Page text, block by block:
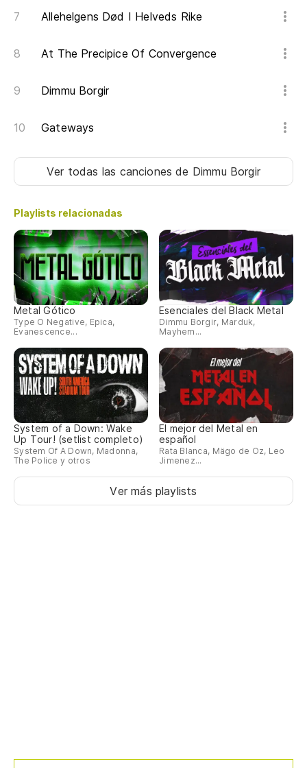
Allehelgens Død I Helveds Rike
At The Precipice Of Convergence
Dimmu Borgir
Gateways
Ver todas las cancionesde Dimmu Borgir
Playlists relacionadas
Metal Gótico
Type O Negative, Epica,
Evanescence...
Esenciales del Black Metal
Dimmu Borgir, Marduk,
Mayhem...
System of a Down: Wake
Up Tour! (setlist completo)
System Of A Down, Madonna,
The Police y otros
El mejor del Metal en
español
Rata Blanca, Mägo de Oz, Leo
Jimenez...
Ver más playlists